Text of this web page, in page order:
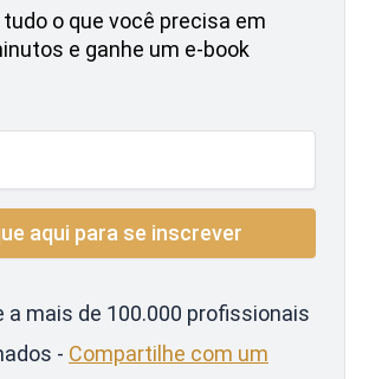
o que você precisa em
e ganhe um e-book
a mais de 100.000 profissionais
- Compartilhe com um